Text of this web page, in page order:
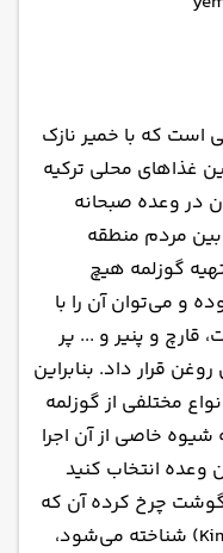
که با خمیر نازک
غذاهای محلی ترکیه
در وعده صبحانه
مردم منطقه
گوزلمه هیچ
و می‌توان آن را با
قارچ و پنیر و ... پر
قرار داد. بنابراین
مختلفی از گوزلمه
خاصی از آن اجرا
وعده انتخاب کنید
گوشت چرخ کرده آن که
با نام کیمالی گوزلمه (Kimali Gozleme) شناخته می‌شود،